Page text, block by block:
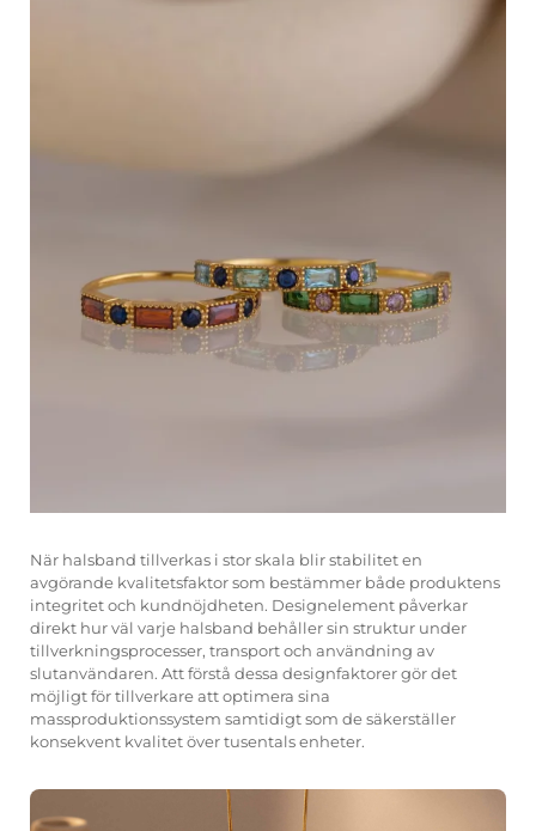
När halsband tillverkas i stor skala blir stabilitet en
avgörande kvalitetsfaktor som bestämmer både produktens
integritet och kundnöjdheten. Designelement påverkar
direkt hur väl varje halsband behåller sin struktur under
tillverkningsprocesser, transport och användning av
slutanvändaren. Att förstå dessa designfaktorer gör det
möjligt för tillverkare att optimera sina
massproduktionssystem samtidigt som de säkerställer
konsekvent kvalitet över tusentals enheter.